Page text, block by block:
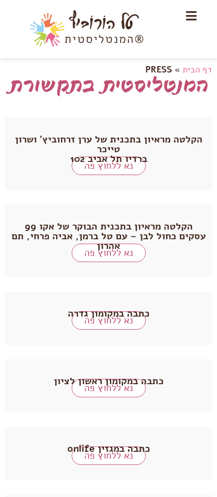
דף הבית »
PRESS
המנטליסטית בתקשורת
נא ללחוץ פה
הקלטה מראיון בתכנית של ערן זרחוביץ׳ ושרון
טייכר
ברדיו תל אביב 102
נא ללחוץ פה
הקלטה מראיון בתכנית הבוקר של אקו 99
עסקים כחול לבן – עם טל ברמן, אביה פרחי, תם
אהרון
נא ללחוץ פה
כתבה במקומון גדרה
נא ללחוץ פה
כתבה במקומון ראשון לציון
נא ללחוץ פה
כתבה במגזין onlife